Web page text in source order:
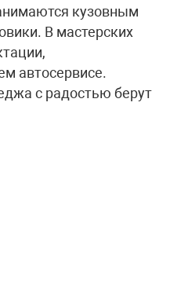
кузовным
В мастерских
автосервисе.
с радостью берут